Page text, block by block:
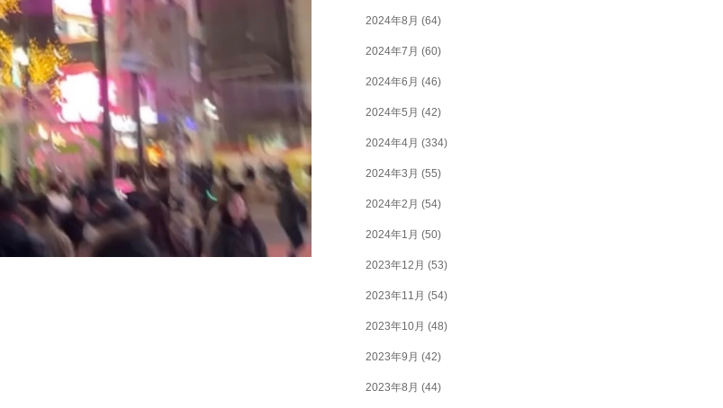
2024年8月 (64)
2024年7月 (60)
2024年6月 (46)
2024年5月 (42)
2024年4月 (334)
2024年3月 (55)
2024年2月 (54)
2024年1月 (50)
2023年12月 (53)
2023年11月 (54)
2023年10月 (48)
2023年9月 (42)
2023年8月 (44)